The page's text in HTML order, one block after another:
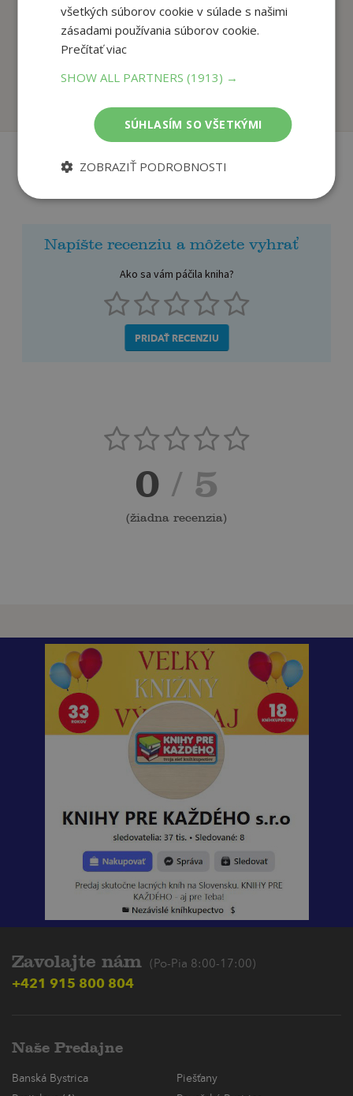
Predškolák - Teším
sa do školy (5-7 r...
Napíšte recenziu a môžete vyhrať
Ako sa vám páčila kniha?
PRIDAŤ RECENZIU
0 / 5
(žiadna recenzia)
Zavolajte nám (Po-Pia 8:00-17:00)
+421 915 800 804
Naše Predajne
Banská Bystrica
Piešťany
všetkých súborov cookie v súlade s našimi
zásadami používania súborov cookie.
Prečítať viac
SHOW ALL PARTNERS(1913) →
SÚHLASÍM SO VŠETKÝMI
ZOBRAZIŤ PODROBNOSTI